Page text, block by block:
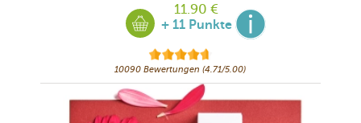
11.90 €
+ 11 Punkte
10090 Bewertungen (4.71/5.00)